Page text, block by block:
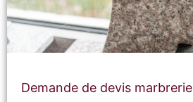
Demande de devis marbrerie